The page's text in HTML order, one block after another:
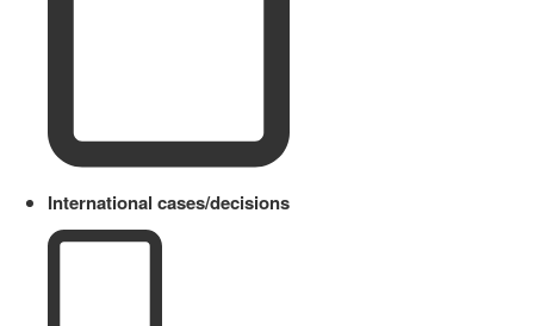
International cases/decisions